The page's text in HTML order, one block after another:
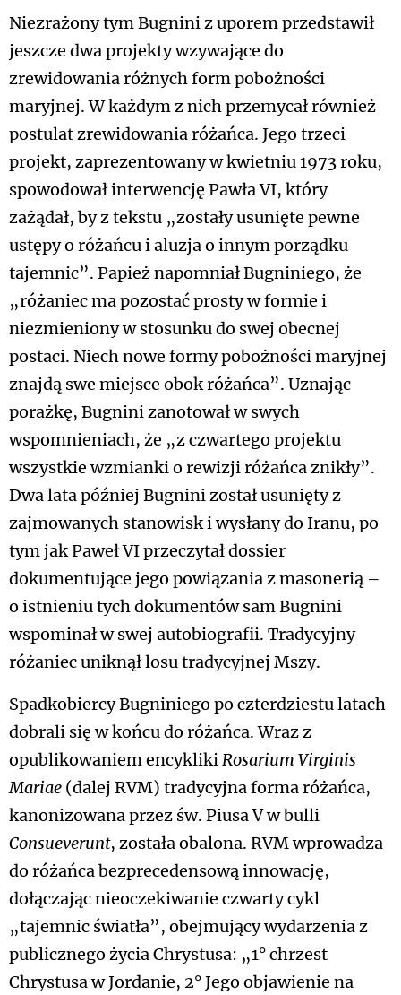
Niezrażony tym Bugnini z uporem przedstawił
jeszcze dwa projekty wzywające do
zrewidowania różnych form pobożności
maryjnej. W każdym z nich przemycał również
postulat zrewidowania różańca. Jego trzeci
projekt, zaprezentowany w kwietniu 1973 roku,
spowodował interwencję Pawła VI, który
zażądał, by z tekstu „zostały usunięte pewne
ustępy o różańcu i aluzja o innym porządku
tajemnic”. Papież napomniał Bugniniego, że
„różaniec ma pozostać prosty w formie i
niezmieniony w stosunku do swej obecnej
postaci. Niech nowe formy pobożności maryjnej
znajdą swe miejsce obok różańca”. Uznając
porażkę, Bugnini zanotował w swych
wspomnieniach, że „z czwartego projektu
wszystkie wzmianki o rewizji różańca znikły”.
Dwa lata później Bugnini został usunięty z
zajmowanych stanowisk i wysłany do Iranu, po
tym jak Paweł VI przeczytał dossier
dokumentujące jego powiązania z masonerią –
o istnieniu tych dokumentów sam Bugnini
wspominał w swej autobiografii. Tradycyjny
różaniec uniknął losu tradycyjnej Mszy.
Spadkobiercy Bugniniego po czterdziestu latach
dobrali się w końcu do różańca. Wraz z
opublikowaniem encyklikiRosarium Virginis
Mariae (dalej RVM) tradycyjna forma różańca,
kanonizowana przez św. Piusa V w bulli
Consueverunt, została obalona. RVM wprowadza
do różańca bezprecedensową innowację,
dołączając nieoczekiwanie czwarty cykl
„tajemnic światła”, obejmujący wydarzenia z
publicznego życia Chrystusa: „1° chrzest
Chrystusa w Jordanie, 2° Jego objawienie na